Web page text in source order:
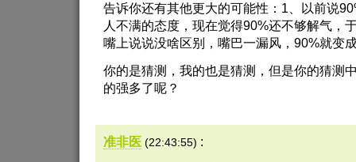
告诉你还有其他更大的可能性：1、以前说
人不满的态度，现在觉得90%还不够解气，
嘴上说说没啥区别，嘴巴一漏风，90%就变
你的是猜测，我的也是猜测，但是你的猜测
的强多了呢？
准非医 (22:43:55) :